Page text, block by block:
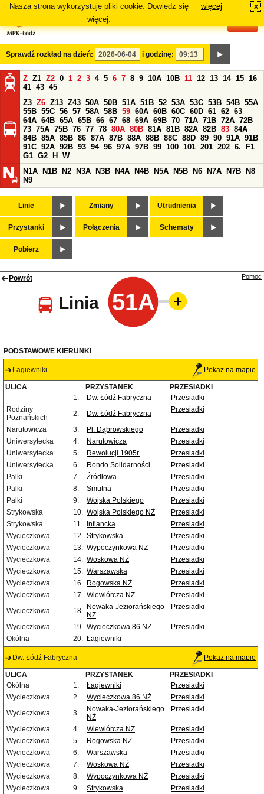
Nasza strona wykorzystuje pliki cookie. Dowiedz się
więcej.
więcej x
Sprawdź rozkład na dzień: i godzinę:
Z Z1 Z2 0 1 2 3 4 5 6 7 8 9 10A 10B 11 12 13 14 15 16
41 43 45
Z3 Z6 Z13 Z43 50A 50B 51A 51B 52 53A 53C 53B 54B 55A
55B 55C 56 57 58A 58B 59 60A 60B 60C 60D 61 62 63
64A 64B 65A 65B 66 67 68 69A 69B 70 71A 71B 72A 72B
73 75A 75B 76 77 78 80A 80B 81A 81B 82A 82B 83 84A
84B 85A 85B 86 87A 87B 88A 88B 88C 88D 89 90 91A 91B
91C 92A 92B 93 94 96 97A 97B 99 100 101 201 202 6.
F1
G1 G2 H
W
N1A
N1B N2 N3A N3B N4A N4B N5A N5B N6 N7A N7B
N8
N9
Linie Zmiany Utrudnienia
Przystanki Połączenia Schematy
Pobierz
Powrót
Linia 51A
Pomoc
PODSTAWOWE KIERUNKI
Łagiewniki Pokaż na mapie
ULICA PRZYSTANEK
PRZESIADKI
1.
Dw. Łódź Fabryczna
Przesiadki
Rodziny
Poznańskich
2. Dw. Łódź Fabryczna Przesiadki
Narutowicza 3. Pl. Dąbrowskiego
Przesiadki
Uniwersytecka
4. Narutowicza
Przesiadki
Uniwersytecka
5. Rewolucji 1905r.
Przesiadki
Uniwersytecka
6. Rondo Solidarności
Przesiadki
Palki
7. Źródłowa
Przesiadki
Palki
8. Smutna
Przesiadki
Palki
9. Wojska Polskiego
Przesiadki
Strykowska
10. Wojska Polskiego NŻ
Przesiadki
Strykowska
11. Inflancka
Przesiadki
Wycieczkowa
12. Strykowska
Przesiadki
Wycieczkowa
13. Wypoczynkowa NŻ
Przesiadki
Wycieczkowa
14. Woskowa NŻ
Przesiadki
Wycieczkowa
15. Warszawska
Przesiadki
Wycieczkowa
16. Rogowska NŻ
Przesiadki
Wycieczkowa
17. Wiewiórcza NŻ
Przesiadki
Wycieczkowa
18. Nowaka-Jeziorańskiego
NŻ
Przesiadki
Wycieczkowa 19. Wycieczkowa 86 NŻ
Przesiadki
Okólna
20. Łagiewniki
Dw. Łódź Fabryczna Pokaż na mapie
ULICA PRZYSTANEK
PRZESIADKI
Okólna
1. Łagiewniki
Przesiadki
Wycieczkowa
2. Wycieczkowa 86 NŻ
Przesiadki
Wycieczkowa
3.
Nowaka-Jeziorańskiego
NŻ
Przesiadki
Wycieczkowa 4. Wiewiórcza NŻ
Przesiadki
Wycieczkowa
5. Rogowska NŻ
Przesiadki
Wycieczkowa
6. Warszawska
Przesiadki
Wycieczkowa
7. Woskowa NŻ
Przesiadki
Wycieczkowa
8. Wypoczynkowa NŻ
Przesiadki
Wycieczkowa
9. Strykowska Przesiadki